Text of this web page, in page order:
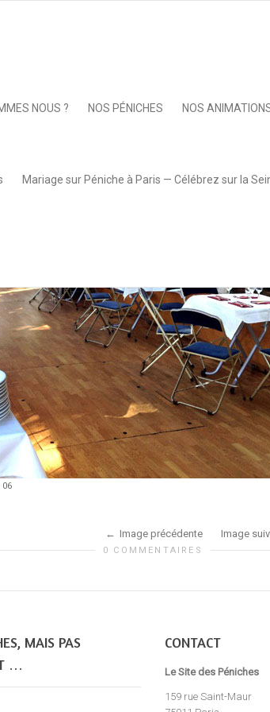
NOUS ? NOS PÉNICHES NOS
Mariage sur Péniche à Paris — Célébrez sur la
06
Image précédente Image
0 COMMENTAIRES
MAIS PAS
…
CONTACT
Le Site des Péniches
159 rue Saint-Maur